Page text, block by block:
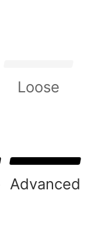
Loose
(Yes)
Advanced